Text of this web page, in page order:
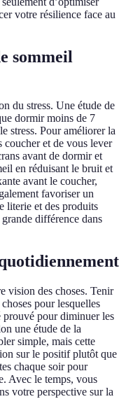
votre résilience face au
sommeil
du stress. Une étude de
dormir moins de 7
stress. Pour améliorer la
coucher et de vous lever
avant de dormir et
en réduisant le bruit et
avant le coucher,
favoriser un
literie et des produits
différence dans
vision des choses. Tenir
pour lesquelles
prouvé pour diminuer les
une étude de la
simple, mais cette
sur le positif plutôt que
chaque soir pour
Avec le temps, vous
votre perspective sur la